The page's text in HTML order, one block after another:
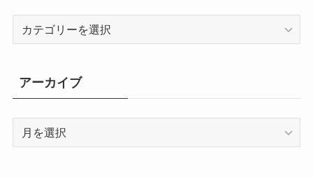
リ
ー
アーカイブ